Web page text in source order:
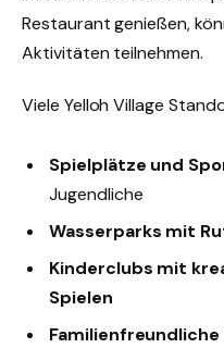
Restaurant genießen,
Aktivitäten teilnehmen.
Viele Yelloh Village
Spielplätze und
Jugendliche
Wasserparks mit
Kinderclubs mit
Spielen